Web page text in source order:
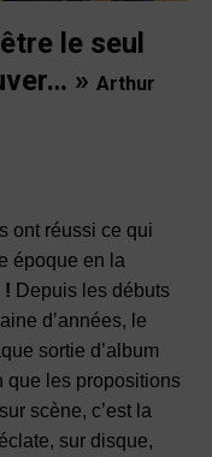
le seul
» Arthur
ont réussi ce qui
époque en la
! Depuis les débuts
d’années, le
sortie d’album
que les propositions
scène, c’est la
sur disque,